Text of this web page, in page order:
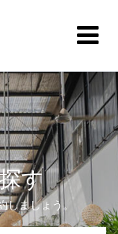
す
ましょう。